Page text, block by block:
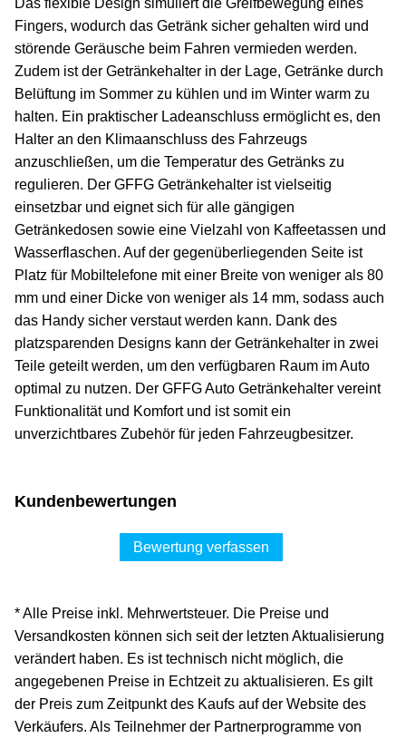
Das flexible Design simuliert die Greifbewegung eines
Fingers, wodurch das Getränk sicher gehalten wird und
störende Geräusche beim Fahren vermieden werden.
Zudem ist der Getränkehalter in der Lage, Getränke durch
Belüftung im Sommer zu kühlen und im Winter warm zu
halten. Ein praktischer Ladeanschluss ermöglicht es, den
Halter an den Klimaanschluss des Fahrzeugs
anzuschließen, um die Temperatur des Getränks zu
regulieren. Der GFFG Getränkehalter ist vielseitig
einsetzbar und eignet sich für alle gängigen
Getränkedosen sowie eine Vielzahl von Kaffeetassen und
Wasserflaschen. Auf der gegenüberliegenden Seite ist
Platz für Mobiltelefone mit einer Breite von weniger als 80
mm und einer Dicke von weniger als 14 mm, sodass auch
das Handy sicher verstaut werden kann. Dank des
platzsparenden Designs kann der Getränkehalter in zwei
Teile geteilt werden, um den verfügbaren Raum im Auto
optimal zu nutzen. Der GFFG Auto Getränkehalter vereint
Funktionalität und Komfort und ist somit ein
unverzichtbares Zubehör für jeden Fahrzeugbesitzer.
Kundenbewertungen
Bewertung verfassen
* Alle Preise inkl. Mehrwertsteuer. Die Preise und
Versandkosten können sich seit der letzten Aktualisierung
verändert haben. Es ist technisch nicht möglich, die
angegebenen Preise in Echtzeit zu aktualisieren. Es gilt
der Preis zum Zeitpunkt des Kaufs auf der Website des
Verkäufers. Als Teilnehmer der Partnerprogramme von